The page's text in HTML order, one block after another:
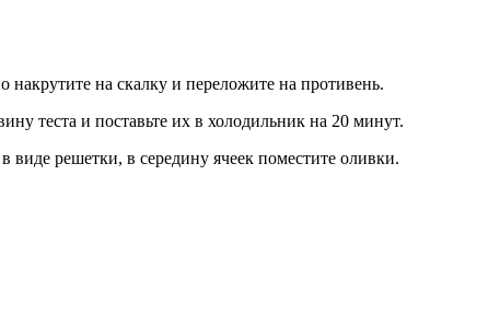
на скалку и переложите на противень.
теста и поставьте их в холодильник на 20 минут.
виде решетки, в середину ячеек поместите оливки.